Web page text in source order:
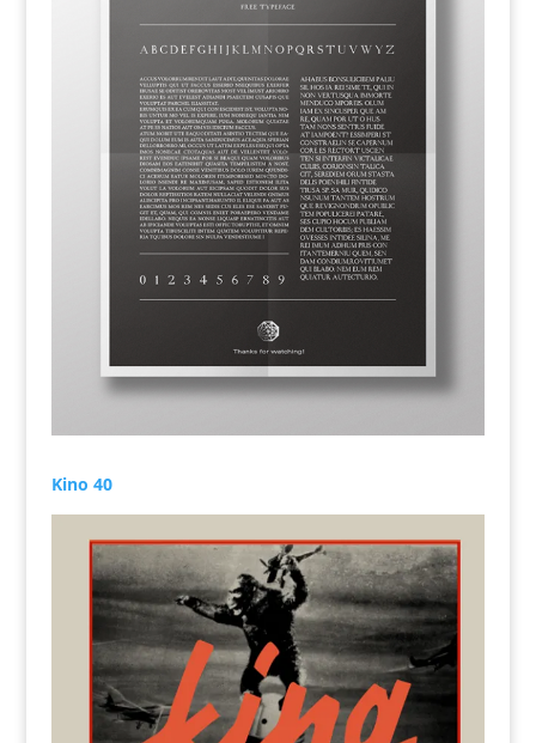
Kino 40